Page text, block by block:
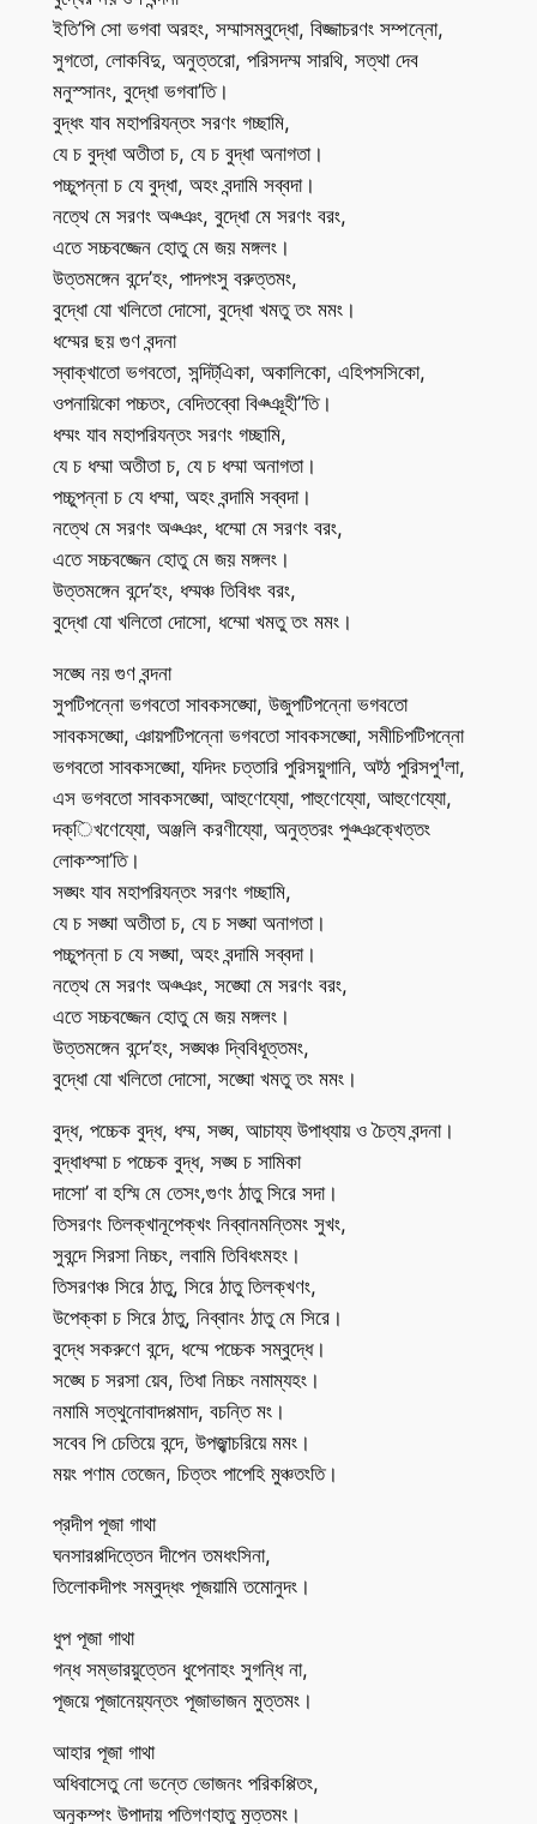
ইতি’পি সো ভগবা অরহং, সম্মাসম্বুদ্ধো, বিজ্জাচরণং সম্পন্নো,
সুগতো, লোকবিদু, অনুত্তরো, পরিসদম্ম সারথি, সত্থা দেব
মনুস্সানং, বুদ্ধো ভগবা’তি।
বুদ্ধং যাব মহাপরিযন্তং সরণং গচ্ছামি,
যে চ বুদ্ধা অতীতা চ, যে চ বুদ্ধা অনাগতা।
পচ্চুপন্না চ যে বুদ্ধা, অহং বন্দামি সব্বদা।
নত্থে মে সরণং অঞ্ঞং, বুদ্ধো মে সরণং বরং,
এতে সচ্চবজ্জেন হোতু মে জয় মঙ্গলং।
উত্তমঙ্গেন বন্দে’হং, পাদপংসু বরুত্তমং,
বুদ্ধো যো খলিতো দোসো, বুদ্ধো খমতু তং মমং।
ধম্মের ছয় গুণ বন্দনা
স্বাক্খাতো ভগবতো, সন্দিট্এিকা, অকালিকো, এহিপসসিকো,
ওপনায়িকো পচ্চতং, বেদিতব্বো বিঞ্ঞূহী”তি।
ধম্মং যাব মহাপরিযন্তং সরণং গচ্ছামি,
যে চ ধম্মা অতীতা চ, যে চ ধম্মা অনাগতা।
পচ্চুপন্না চ যে ধম্মা, অহং বন্দামি সব্বদা।
নত্থে মে সরণং অঞ্ঞং, ধম্মো মে সরণং বরং,
এতে সচ্চবজ্জেন হোতু মে জয় মঙ্গলং।
উত্তমঙ্গেন বন্দে’হং, ধম্মঞ্চ তিবিধং বরং,
বুদ্ধো যো খলিতো দোসো, ধম্মো খমতু তং মমং।
সঙ্ঘে নয় গুণ বন্দনা
সুপটিপন্নো ভগবতো সাবকসঙ্ঘো, উজুপটিপন্নো ভগবতো
সাবকসঙ্ঘো, ঞায়পটিপন্নো ভগবতো সাবকসঙ্ঘো, সমীচিপটিপন্নো
ভগবতো সাবকসঙ্ঘো, যদিদং চত্তারি পুরিসয়ুগানি, অট্ঠ পুরিসপু¹লা,
এস ভগবতো সাবকসঙ্ঘো, আহুণেয্যো, পাহুণেয্যো, আহুণেয্যো,
দক্িখণেয্যো, অঞ্জলি করণীয্যো, অনুত্তরং পুঞ্ঞক্খেত্তং
লোকস্সা’তি।
সঙ্ঘং যাব মহাপরিযন্তং সরণং গচ্ছামি,
যে চ সঙ্ঘা অতীতা চ, যে চ সঙ্ঘা অনাগতা।
পচ্চুপন্না চ যে সঙ্ঘা, অহং বন্দামি সব্বদা।
নত্থে মে সরণং অঞ্ঞং, সঙ্ঘো মে সরণং বরং,
এতে সচ্চবজ্জেন হোতু মে জয় মঙ্গলং।
উত্তমঙ্গেন বন্দে’হং, সঙ্ঘঞ্চ দ্বিবিধূত্তমং,
বুদ্ধো যো খলিতো দোসো, সঙ্ঘো খমতু তং মমং।
বুদ্ধ, পচ্চেক বুদ্ধ, ধম্ম, সঙ্ঘ, আচায্য উপাধ্যায় ও চৈত্য বন্দনা।
বুদ্ধাধম্মা চ পচ্চেক বুদ্ধ, সঙ্ঘ চ সামিকা
দাসো’ বা হস্মি মে তেসং,গুণং ঠাতু সিরে সদা।
তিসরণং তিলক্খানূপেক্খং নিব্বানমন্তিমং সুখং,
সুবন্দে সিরসা নিচ্চং, লবামি তিবিধংমহং।
তিসরণঞ্চ সিরে ঠাতু, সিরে ঠাতু তিলক্খণং,
উপেক্কা চ সিরে ঠাতু, নিব্বানং ঠাতু মে সিরে।
বুদ্ধে সকরুণে বন্দে, ধম্মে পচ্চেক সম্বুদ্ধে।
সঙ্ঘে চ সরসা য়েব, তিধা নিচ্চং নমাম্যহং।
নমামি সত্থুনোবাদপ্পমাদ, বচন্তি মং।
সবেব পি চেতিয়ে বন্দে, উপজ্ঝাচরিয়ে মমং।
ময়ং পণাম তেজেন, চিত্তং পাপেহি মুঞ্চতংতি।
প্রদীপ পূজা গাথা
ঘনসারপ্পদিত্তেন দীপেন তমধংসিনা,
তিলোকদীপং সম্বুদ্ধং পূজয়ামি তমোনুদং।
ধুপ পূজা গাথা
গন্ধ সম্ভারয়ুত্তেন ধুপেনাহং সুগন্ধি না,
পূজয়ে পূজানেয়্যন্তং পূজাভাজন মুত্তমং।
আহার পূজা গাথা
অধিবাসেতু নো ভন্তে ভোজনং পরিকপ্পিতং,
অনুকম্পং উপাদায় পতিগণহাতু মুত্তমং।